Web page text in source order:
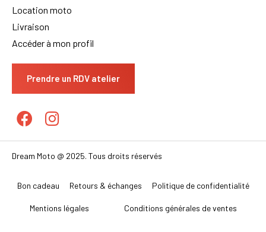
Location moto
Livraison
Accéder à mon profil
Prendre un RDV atelier
Dream Moto @ 2025. Tous droits réservés
Bon cadeau Retours & échanges Politique de confidentialité
Mentions légales Conditions générales de ventes